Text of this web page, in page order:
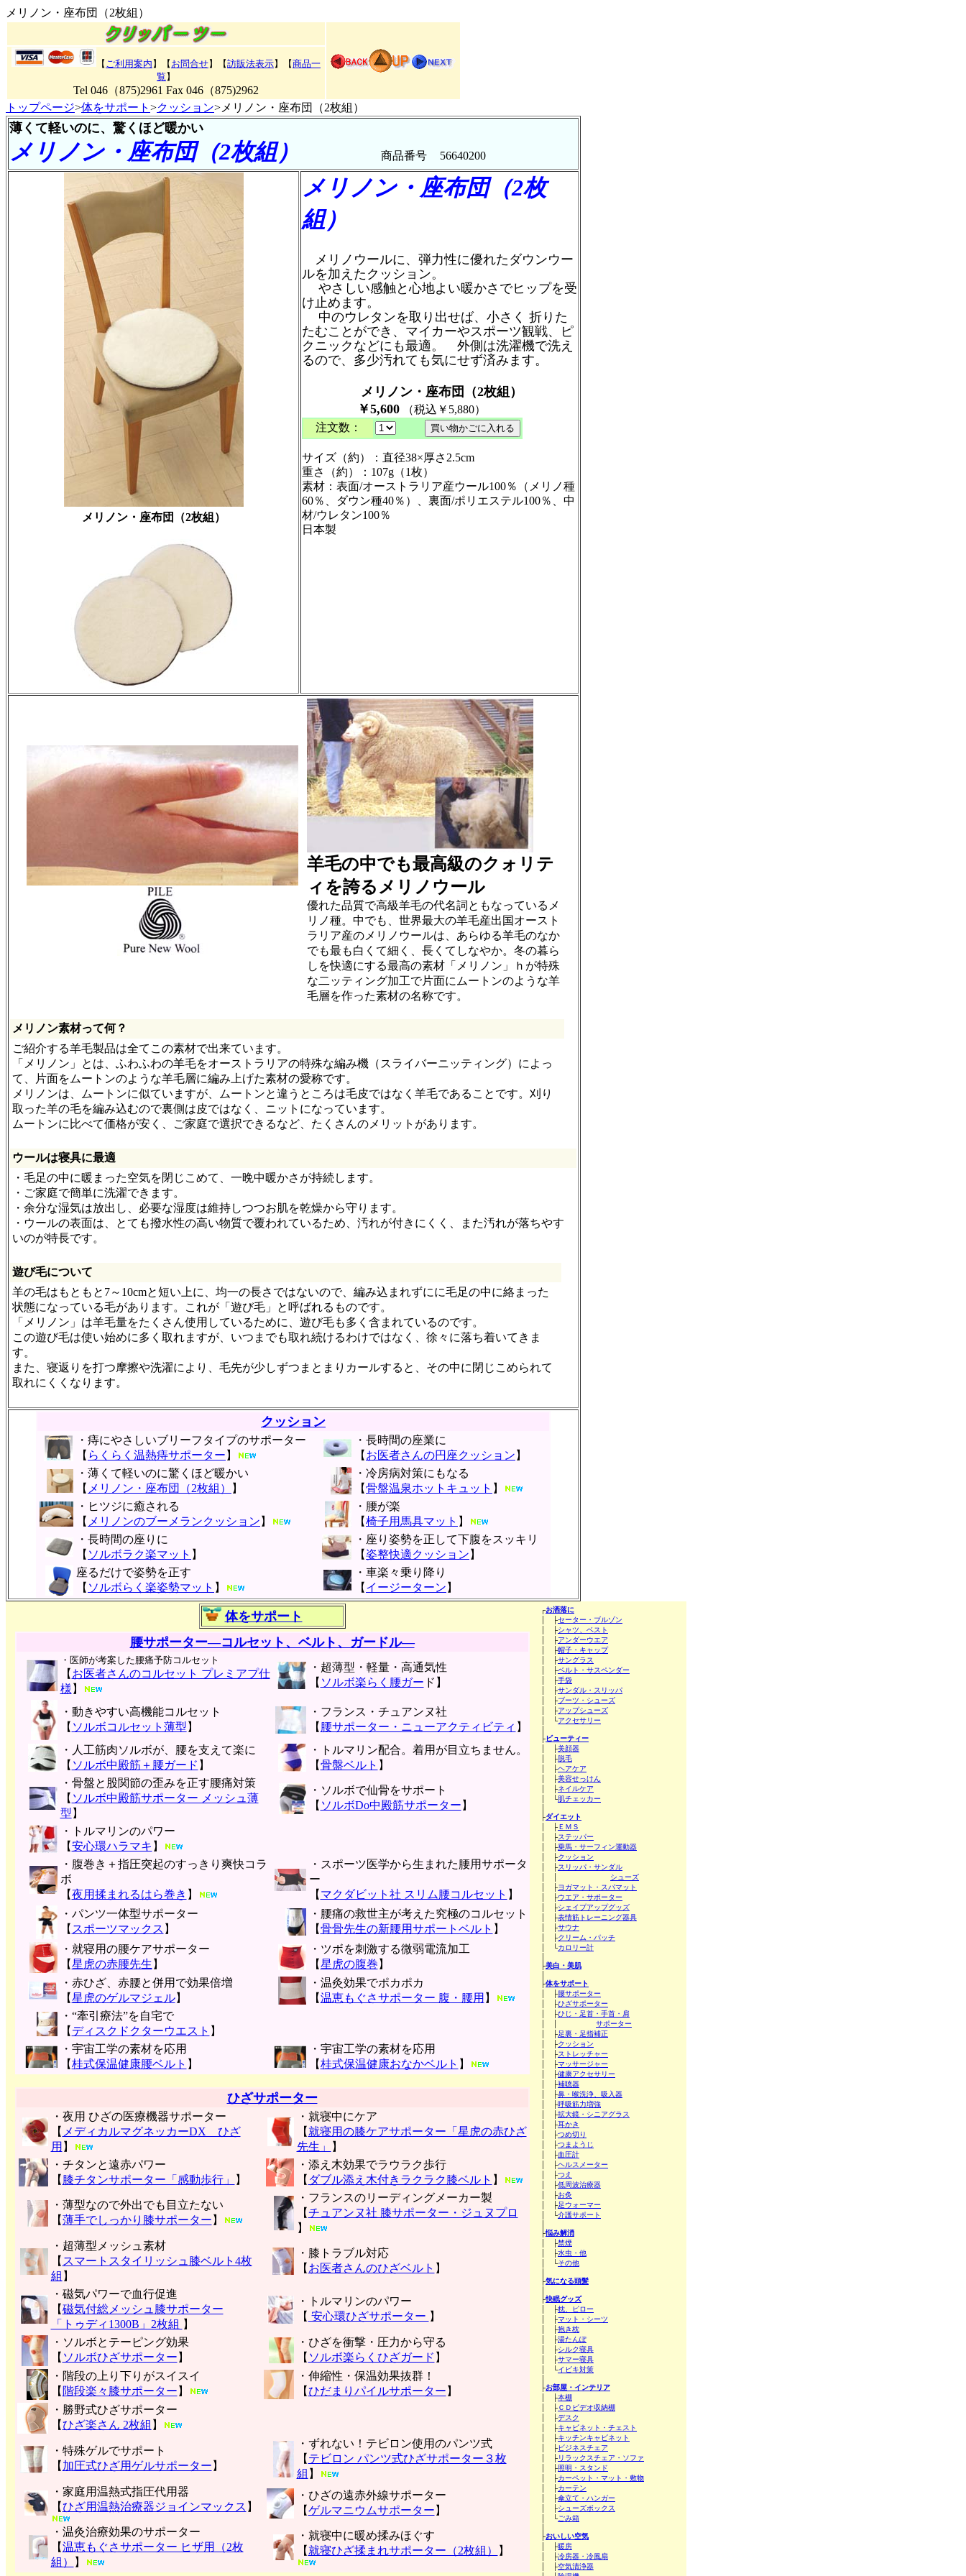
メリノン・座布団（2枚組）
【 ご利用案内 】【 お問合せ】【訪販法表示】【商品一
覧 】
Tel 046（875)2961 Fax 046（875)2962
トップページ>体をサポート >クッション>メリノン・座布団（2枚組）
薄くて軽いのに、驚くほど暖かい
メリノン・座布団（2枚組） 商品番号 56640200
メリノン・座布団（2枚組）
メリノン・座布団（2枚
組）
メリノウールに、弾力性に優れたダウンウー
ルを加えたクッション。
やさしい感触と心地よい暖かさでヒップを受
け止めます。
中のウレタンを取り出せば、小さく 折りた
たむことができ、マイカーやスポーツ観戦、ピ
クニックなどにも最適。 外側は洗濯機で洗え
るので、多少汚れても気にせず済みます。
メリノン・座布団（2枚組）
￥5,600 （税込￥5,880）
注文数：
サイズ（約）：直径38×厚さ2.5cm
重さ（約）：107g（1枚）
素材：表面/オーストラリア産ウール100％（メリノ種
60％、ダウン種40％）、裏面/ポリエステル100％、中
材/ウレタン100％
日本製
羊毛の中でも最高級のクォリテ
ィを誇るメリノウール
優れた品質で高級羊毛の代名詞ともなっているメ
リノ種。中でも、世界最大の羊毛産出国オースト
ラリア産のメリノウールは、あらゆる羊毛のなか
でも最も白くて細く、長くてしなやか。冬の暮ら
しを快適にする最高の素材「メリノン」ｈが特殊
な二ッティング加工で片面にムートンのような羊
毛層を作った素材の名称です。
メリノン素材って何？
ご紹介する羊毛製品は全てこの素材で出来ています。
「メリノン」とは、ふわふわの羊毛をオーストラリアの特殊な編み機（スライバーニッティング）によっ
て、片面をムートンのような羊毛層に編み上げた素材の愛称です。
メリノンは、ムートンに似ていますが、ムートンと違うところは毛皮ではなく羊毛であることです。刈り
取った羊の毛を編み込むので裏側は皮ではなく、ニットになっています。
ムートンに比べて価格が安く、ご家庭で選択できるなど、たくさんのメリットがあります。
ウールは寝具に最適
・毛足の中に暖まった空気を閉じこめて、一晩中暖かさが持続します。
・ご家庭で簡単に洗濯できます。
・余分な湿気は放出し、必要な湿度は維持しつつお肌を乾燥から守ります。
・ウールの表面は、とても撥水性の高い物質で覆われているため、汚れが付きにくく、また汚れが落ちやす
いのが特長です。
遊び毛について
羊の毛はもともと7～10cmと短い上に、均一の長さではないので、編み込まれずにに毛足の中に絡まった
状態になっている毛があります。これが「遊び毛」と呼ばれるものです。
「メリノン」は羊毛量をたくさん使用しているために、遊び毛も多く含まれているのです。
この遊び毛は使い始めに多く取れますが、いつまでも取れ続けるわけではなく、徐々に落ち着いてきま
す。
また、寝返りを打つ摩擦や洗濯により、毛先が少しずつまとまりカールすると、その中に閉じこめられて
取れにくくなります。
クッション
・痔にやさしいブリーフタイプのサポーター
【 らくらく温熱痔サポーター 】
・長時間の座業に
【 お医者さんの円座クッション 】
・薄くて軽いのに驚くほど暖かい
【 メリノン・座布団（2枚組） 】
・冷房病対策にもなる
【骨盤温泉ホットキュット 】
・ヒツジに癒される
【 メリノンのブーメランクッション 】
・腰が楽
【椅子用馬具マット 】
・長時間の座りに
【 ソルボラク楽マット 】
・座り姿勢を正して下腹をスッキリ
【姿整快適クッション 】
座るだけで姿勢を正す
【 ソルボらく楽姿勢マット 】
・車楽々乗り降り
【 イージーターン 】
体をサポート ┌お洒落に
│ ├セーター・ブルゾン
│ ├シャツ、ベスト
│ ├アンダーウエア
│ ├帽子・キャップ
│ ├サングラス
│ ├ベルト・サスペンダー
│ ├手袋
│ ├サンダル・スリッパ
│ ├ブーツ・シューズ
│ ├アップシューズ
│ └アクセサリー
├ビューティー
│ ├美顔器
│ ├脱毛
│ ├ヘアケア
│ ├美容せっけん
│ ├ネイルケア
│ └肌チェッカー
├ダイエット
│ ├ＥＭＳ
│ ├ステッパー
│ ├乗馬・サーフィン運動器
│ ├クッション
│ ├スリッパ・サンダル
シューズ
│ ├ヨガマット・スパマット
│ ├ウエア・サポーター
│ ├シェイプアップグッズ
│ ├表情筋トレーニング器具
│ ├サウナ
│ ├クリーム・パッチ
│ └カロリー計
├美白・美肌
├体をサポート
│ ├腰サポーター
│ ├ひざサポーター
│ ├ひじ・足首・手首・肩
サポーター
│ ├足裏・足指補正
│ ├クッション
│ ├ストレッチャー
│ ├マッサージャー
│ ├健康アクセサリー
│ ├補聴器
│ ├鼻・喉洗浄、吸入器
│ ├呼吸筋力増強
│ ├拡大鏡・シニアグラス
│ ├耳かき
│ ├つめ切り
│ ├つまようじ
│ ├血圧計
│ ├ヘルスメーター
│ ├つえ
│ ├低周波治療器
│ ├お灸
│ ├足ウォーマー
│ └介護サポート
├悩み解消
│ ├禁煙
│ ├水虫・他
│ └その他
├気になる頭髪
├快眠グッズ
│ ├枕、ピロー
│ ├マット・シーツ
│ ├抱き枕
│ ├湯たんぽ
│ ├シルク寝具
│ ├サマー寝具
│ └イビキ対策
├お部屋・インテリア
│ ├本棚
│ ├ＣＤビデオ収納棚
│ ├デスク
│ ├キャビネット・チェスト
│ ├キッチンキャビネット
│ ├ビジネスチェア
│ ├リラックスチェア・ソファ
│ ├照明・スタンド
│ ├カーペット・マット・敷物
│ ├カーテン
│ ├傘立て・ハンガー
│ ├シューズボックス
│ └ごみ箱
├おいしい空気
│ ├暖房
│ ├冷房器・冷風扇
│ ├空気清浄器
腰サポーター―コルセット、ベルト、ガードル―
・医師が考案した腰痛予防コルセット
【 お医者さんのコルセット プレミアプ仕
様 】
・超薄型・軽量・高通気性
【 ソルボ楽らく腰ガー ド】
・動きやすい高機能コルセット
【 ソルボコルセット薄型 】
・フランス・チュアンヌ社
【 腰サポーター・ニューアクティビティ 】
・人工筋肉ソルボが、腰を支えて楽に
【 ソルボ中殿筋＋腰ガード 】
・トルマリン配合。着用が目立ちません。
【骨盤ベルト 】
・骨盤と股関節の歪みを正す腰痛対策
【 ソルボ中殿筋サポーター メッシュ薄
型 】
・ソルボで仙骨をサポート
【 ソルボDo中殿筋サポーター 】
・トルマリンのパワー
【安心環ハラマキ 】
・腹巻き＋指圧突起のすっきり爽快コラ
ボ
【夜用揉まれるはら巻き 】
・スポーツ医学から生まれた腰用サポータ
ー
【 マクダビット社 スリム腰コルセット 】
・パンツ一体型サポーター
【 スポーツマックス 】
・腰痛の救世主が考えた究極のコルセット
【骨骨先生の新腰用サポートベルト 】
・就寝用の腰ケアサポーター
【星虎の赤腰先生 】
・ツボを刺激する微弱電流加工
【星虎の腹巻 】
・赤ひざ、赤腰と併用で効果倍増
【星虎のゲルマジェル】
・温灸効果でポカポカ
【温恵もぐさサポーター 腹・腰用 】
・“牽引療法”を自宅で
【 ディスクドクターウエスト 】
・宇宙工学の素材を応用
【桂式保温健康腰ベルト 】
・宇宙工学の素材を応用
【桂式保温健康おなかベルト 】
ひざサポーター
・夜用 ひざの医療機器サポーター
【 メディカルマグネッカーDX ひざ
用 】
・就寝中にケア
【 就寝用の膝ケアサポーター「星虎の赤ひざ
先生」
】
・チタンと遠赤パワー
【 膝チタンサポーター「感動歩行」 】
・添え木効果でラウラク歩行
【 ダブル添え木付きラクラク膝ベルト 】
・薄型なので外出でも目立たない
【薄手でしっかり膝サポーター 】
・フランスのリーディングメーカー製
【チュアンヌ社 膝サポーター・ジュヌプロ
】
・超薄型メッシュ素材
【 スマートスタイリッシュ膝ベルト4枚
組 】
・膝トラブル対応
【 お医者さんのひざベルト 】
・磁気パワーで血行促進
【磁気付総メッシュ膝サポーター
「トゥディ1300B」2枚組 】
・トルマリンのパワー
【 安心環ひざサポーター 】
・ソルボとテーピング効果
【 ソルボひざサポーター 】
・ひざを衝撃・圧力から守る
【 ソルボ楽らくひざガード 】
・階段の上り下りがスイスイ
【 階段楽々膝サポーター 】
・伸縮性・保温効果抜群！
【ひだまりパイルサポーター 】
・勝野式ひざサポーター
【ひざ楽さん 2枚組 】
・特殊ゲルでサポート
【 加圧式ひざ用ゲルサポーター 】
・ずれない！テビロン使用のパンツ式
【 テビロン パンツ式ひざサポーター３枚
組 】
・家庭用温熱式指圧代用器
【ひざ用温熱治療器ジョインマックス 】
・ひざの遠赤外線サポーター
【ゲルマニウムサポーター 】
・温灸治療効果のサポーター
【温恵もぐさサポーター ヒザ用（2枚
組）
】
・就寝中に暖め揉みほぐす
【 就寝ひざ揉まれサポーター（2枚組） 】